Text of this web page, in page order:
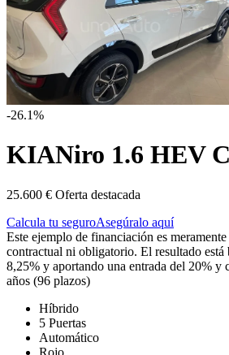
-26.1%
KIANiro 1.6 HEV
25.600 € Oferta destacada
Calcula tu seguroAsegúralo aquí
Este ejemplo de financiación es
contractual ni obligatorio. El resultado está
8,25% y aportando una entrada del 20% y
años (96 plazos)
Híbrido
5 Puertas
Automático
Rojo